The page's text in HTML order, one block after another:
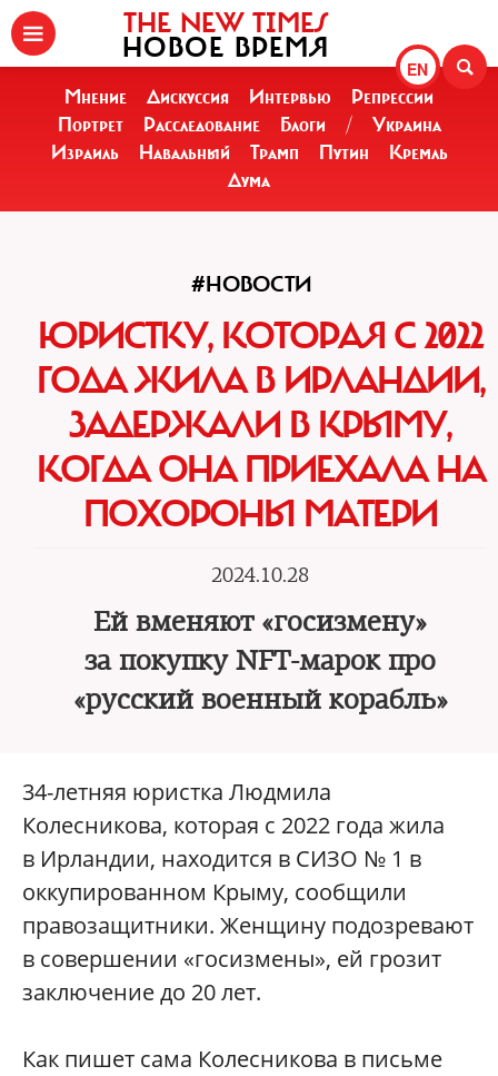
EN
THE NEW TIMES
НОВОЕ ВРЕМЯ
Мнение Дискуссия Интервью
Репрессии
Портрет
Расследование Блоги /
Украина
Израиль
Навальный Трамп Путин
Кремль
Дума
#НОВОСТИ
ЮРИСТКУ, КОТОРАЯ С 2022
ГОДА ЖИЛА В ИРЛАНДИИ,
ЗАДЕРЖАЛИ В КРЫМУ,
КОГДА ОНА ПРИЕХАЛА НА
ПОХОРОНЫ МАТЕРИ
2024.10.28
Ей вменяют «госизмену»
за покупку NFT-марок про
«русский военный корабль»
34-летняя юристка Людмила
Колесникова, которая с 2022 года жила
в Ирландии, находится в СИЗО № 1 в
оккупированном Крыму, сообщили
правозащитники. Женщину подозревают
в совершении «госизмены», ей грозит
заключение до 20 лет.
Как пишет сама Колесникова в письме